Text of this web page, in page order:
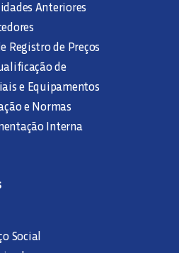
Anteriores
Registro de Preços
de
e Equipamentos
e Normas
Interna
Social